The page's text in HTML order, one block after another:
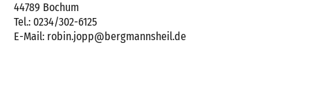
44789 Bochum
Tel.: 0234/302-6125
E-Mail: robin.jopp@bergmannsheil.de